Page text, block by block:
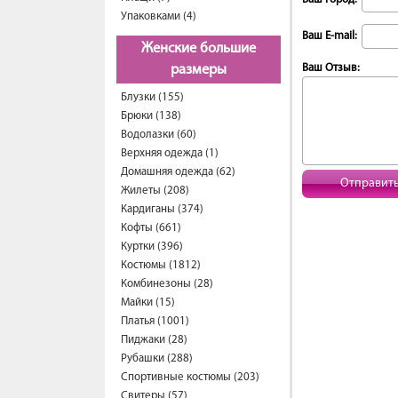
Упаковками (4)
Женские большие
размеры
Блузки (155)
Брюки (138)
Водолазки (60)
Верхняя одежда (1)
Домашняя одежда (62)
Жилеты (208)
Кардиганы (374)
Кофты (661)
Куртки (396)
Костюмы (1812)
Комбинезоны (28)
Майки (15)
Платья (1001)
Пиджаки (28)
Рубашки (288)
Спортивные костюмы (203)
Ваш E-mail:
Ваш Отзыв: